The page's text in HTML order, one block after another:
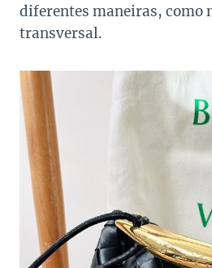
diferentes maneiras, como
transversal.